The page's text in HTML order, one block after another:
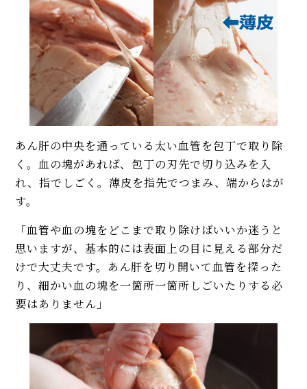
あん肝の中央を通っている太い血管を包丁で取り除
く。血の塊があれば、包丁の刃先で切り込みを入
れ、指でしごく。薄皮を指先でつまみ、端からはが
す。
「血管や血の塊をどこまで取り除けばいいか迷うと
思いますが、基本的には表面上の目に見える部分だ
けで大丈夫です。あん肝を切り開いて血管を探った
り、細かい血の塊を一箇所一箇所しごいたりする必
要はありません」